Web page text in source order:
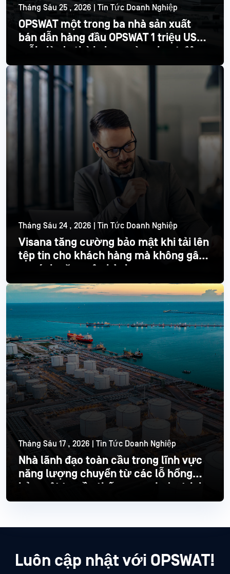
Tháng Sáu 25 , 2026 | Tin Tức Doanh Nghiệp
OPSWAT một trong ba nhà sản xuất
bán dẫn hàng đầu OPSWAT 1 triệu USD
mỗi giờ do thời gian ngừng hoạt động
Đọc thêm
Tháng Sáu 24 , 2026 | Tin Tức Doanh Nghiệp
Visana tăng cường bảo mật khi tải lên
tệp tin cho khách hàng mà không gây
ra gánh nặng vận hành
Đọc thêm
Tháng Sáu 17 , 2026 | Tin Tức Doanh Nghiệp
Nhà lãnh đạo toàn cầu trong lĩnh vực
năng lượng chuyển từ các lỗ hổng
bảo mật truyền thống sang Industrial
hiện đại
Đọc thêm
Luôn cập nhật với OPSWAT!